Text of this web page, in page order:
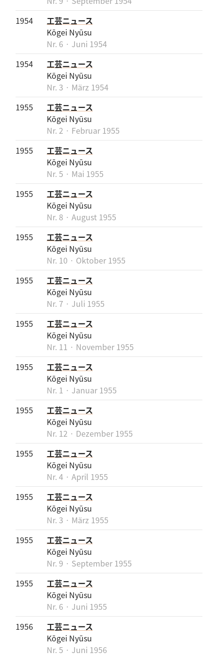
1954
工芸ニュース
Kōgei Nyūsu
Nr. 6 · Juni 1954
1954
工芸ニュース
Kōgei Nyūsu
Nr. 3 · März 1954
1955
工芸ニュース
Kōgei Nyūsu
Nr. 2 · Februar 1955
1955
工芸ニュース
Kōgei Nyūsu
Nr. 5 · Mai 1955
1955
工芸ニュース
Kōgei Nyūsu
Nr. 8 · August 1955
1955
工芸ニュース
Kōgei Nyūsu
Nr. 10 · Oktober 1955
1955
工芸ニュース
Kōgei Nyūsu
Nr. 7 · Juli 1955
1955
工芸ニュース
Kōgei Nyūsu
Nr. 11 · November 1955
1955
工芸ニュース
Kōgei Nyūsu
Nr. 1 · Januar 1955
1955
工芸ニュース
Kōgei Nyūsu
Nr. 12 · Dezember 1955
1955
工芸ニュース
Kōgei Nyūsu
Nr. 4 · April 1955
1955
工芸ニュース
Kōgei Nyūsu
Nr. 3 · März 1955
1955
工芸ニュース
Kōgei Nyūsu
Nr. 9 · September 1955
1955
工芸ニュース
Kōgei Nyūsu
Nr. 6 · Juni 1955
1956
工芸ニュース
Kōgei Nyūsu
Nr. 5 · Juni 1956